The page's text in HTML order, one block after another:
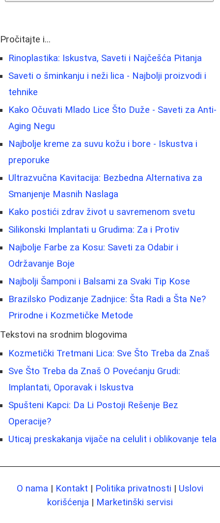
Pročitajte i...
Rinoplastika: Iskustva, Saveti i Najčešća Pitanja
Saveti o šminkanju i neži lica - Najbolji proizvodi i
tehnike
Kako Očuvati Mlado Lice Što Duže - Saveti za Anti-
Aging Negu
Najbolje kreme za suvu kožu i bore - Iskustva i
preporuke
Ultrazvučna Kavitacija: Bezbedna Alternativa za
Smanjenje Masnih Naslaga
Kako postići zdrav život u savremenom svetu
Silikonski Implantati u Grudima: Za i Protiv
Najbolje Farbe za Kosu: Saveti za Odabir i
Održavanje Boje
Najbolji Šamponi i Balsami za Svaki Tip Kose
Brazilsko Podizanje Zadnjice: Šta Radi a Šta Ne?
Prirodne i Kozmetičke Metode
Tekstovi na srodnim blogovima
Kozmetički Tretmani Lica: Sve Što Treba da Znaš
Sve Što Treba da Znaš O Povećanju Grudi:
Implantati, Oporavak i Iskustva
Spušteni Kapci: Da Li Postoji Rešenje Bez
Operacije?
Uticaj preskakanja vijače na celulit i oblikovanje tela
O nama | Kontakt | Politika privatnosti | Uslovi
korišćenja | Marketinški servisi